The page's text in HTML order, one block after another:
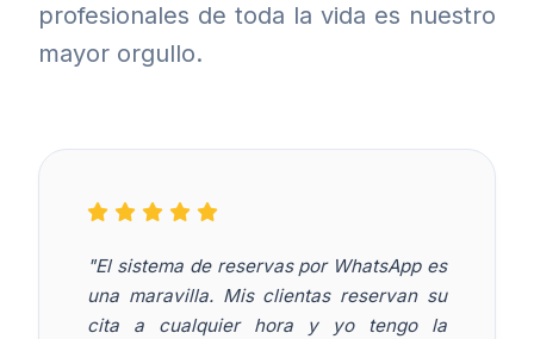
profesionales de toda la vida es nuestro
mayor orgullo.
"El sistema de reservas por WhatsApp es
una maravilla. Mis clientas reservan su
cita a cualquier hora y yo tengo la